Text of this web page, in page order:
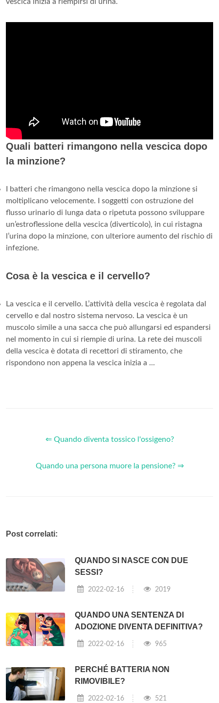
Quali batteri rimangono nella vescica dopo
la minzione?
I batteri che rimangono nella vescica dopo la minzione si
moltiplicano velocemente. I soggetti con ostruzione del
flusso urinario di lunga data o ripetuta possono sviluppare
un’estroflessione della vescica (diverticolo), in cui ristagna
l’urina dopo la minzione, con ulteriore aumento del rischio di
infezione.
Cosa è la vescica e il cervello?
La vescica e il cervello. L’attività della vescica è regolata dal
cervello e dal nostro sistema nervoso. La vescica è un
muscolo simile a una sacca che può allungarsi ed espandersi
nel momento in cui si riempie di urina. La rete dei muscoli
della vescica è dotata di recettori di stiramento, che
rispondono non appena la vescica inizia a ...
⇐ Quando diventa tossico l'ossigeno?
Quando una persona muore la pensione? ⇒
Post correlati:
QUANDO SI NASCE CON DUE
SESSI?
2022-02-16 2019
QUANDO UNA SENTENZA DI
ADOZIONE DIVENTA DEFINITIVA?
2022-02-16 965
PERCHÉ BATTERIA NON
RIMOVIBILE?
2022-02-16 521